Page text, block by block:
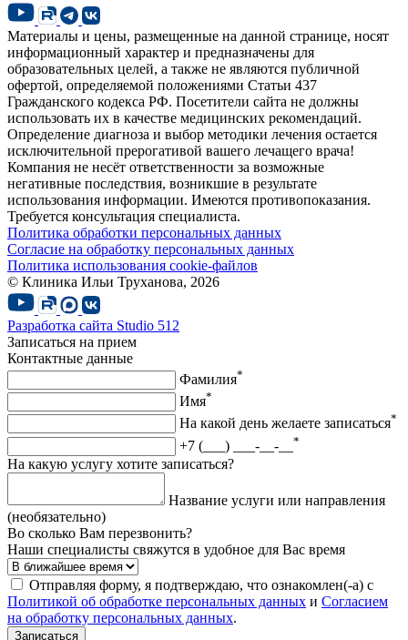
Материалы и цены, размещенные на данной странице, носят
информационный характер и предназначены для
образовательных целей, а также не являются публичной
офертой, определяемой положениями Статьи 437
Гражданского кодекса РФ. Посетители сайта не должны
использовать их в качестве медицинских рекомендаций.
Определение диагноза и выбор методики лечения остается
исключительной прерогативой вашего лечащего врача!
Компания не несёт ответственности за возможные
негативные последствия, возникшие в результате
использования информации. Имеются противопоказания.
Требуется консультация специалиста.
Политика обработки персональных данных
Согласие на обработку персональных данных
Политика использования cookie-файлов
© Клиника Ильи Труханова, 2026
Разработка сайта Studio 512
Записаться на прием
Контактные данные
Фамилия*
Имя*
На какой день желаете записаться*
+7 (___) ___-__-__ *
На какую услугу хотите записаться?
Название услуги или направления
(необязательно)
Во сколько Вам перезвонить?
Наши специалисты свяжутся в удобное для Вас время
Отправляя форму, я подтверждаю, что ознакомлен(-а) с
Политикой об обработке персональных данных и Согласием
на обработку персональных данных.
Записаться